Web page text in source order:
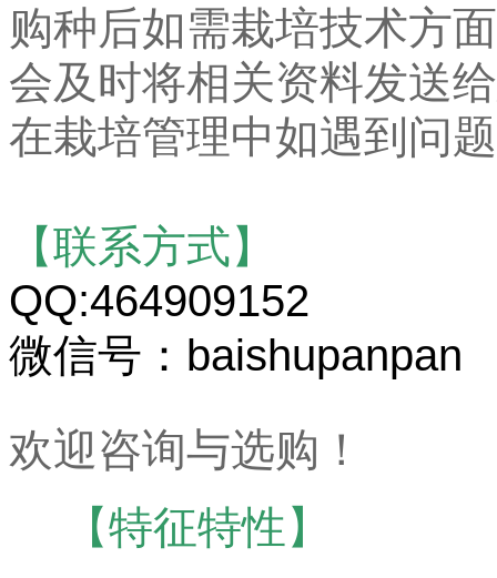
购种后如需栽培技术方
会及时将相关资料发送
在栽培管理中如遇到问
【联系方式】
QQ:464909152
微信号：baishupanpan
欢迎咨询与选购！
【特征特性】